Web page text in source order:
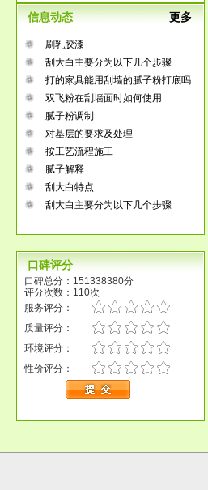
更多
信息动态
刷乳胶漆
刮大白主要分为以下几个步骤
打的家具能用刮墙的腻子粉打底吗
双飞粉在刮墙面时如何使用
腻子粉调制
对基层的要求及处理
按工艺流程施工
腻子解释
刮大白特点
刮大白主要分为以下几个步骤
口碑评分
口碑总分：151338380分
评分次数：110次
服务评分：
质量评分：
环境评分：
性价评分：